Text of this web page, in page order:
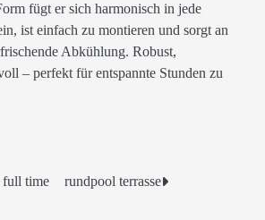
fügt er sich harmonisch in jede
ist einfach zu montieren und sorgt an
Abkühlung. Robust,
– perfekt für entspannte Stunden zu
full time
rundpool terrasse